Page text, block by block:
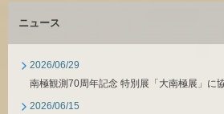
ニュース
2026/06/29
南極観測70周年記念 特別展「大南極展」に
2026/06/15